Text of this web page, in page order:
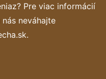
Pre viac informácií
neváhajte